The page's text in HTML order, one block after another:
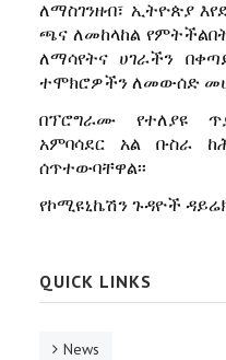
ለማስገንዘብ፣ ኢትዮጵያ
ጫና ለመከላከል
ለማሳየትና ሀገራችን
ተሞክሮዎችን ለመውሰድ
በፕሮግራሙ የተለያዩ
አምባሳደር አል ቡስራ
ሰጥተውባቸዋል፡፡
የኮሚዩኒኬሽን ጉዳዮች
QUICK LINKS
News